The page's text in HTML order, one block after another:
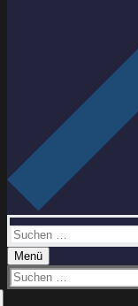
Suchen
nach:
Menü
Suchen
nach: